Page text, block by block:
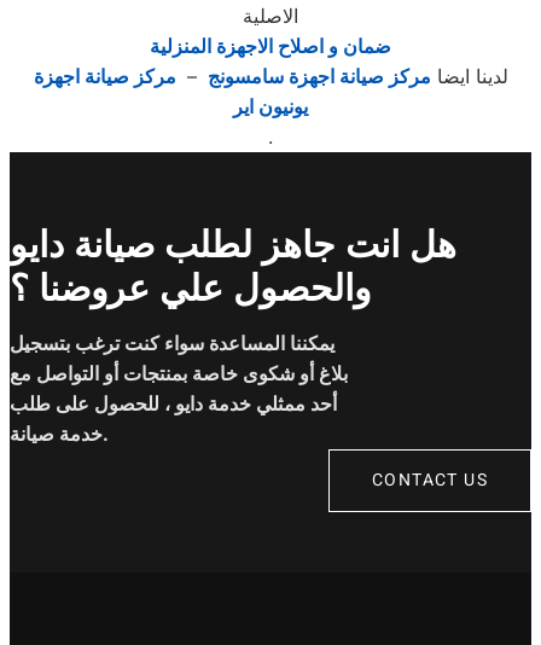
الاصلية
ضمان و اصلاح الاجهزة المنزلية
لدينا ايضا مركز صيانة اجهزة سامسونج – مركز صيانة اجهزة
يونيون اير
.
هل انت جاهز لطلب صيانة دايو
والحصول علي عروضنا ؟
يمكننا المساعدة سواء كنت ترغب بتسجيل
بلاغ أو شكوى خاصة بمنتجات أو التواصل مع
أحد ممثلي خدمة دايو ، للحصول على طلب
خدمة صيانة.
CONTACT US